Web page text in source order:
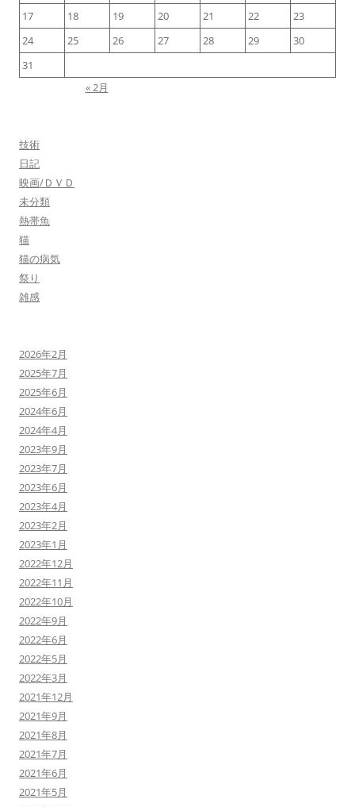
ン
17
18 19 20 21 22
23
24
25 26 27 28 29
30
31
« 2月
技術
日記
映画/ＤＶＤ
未分類
熱帯魚
猫
猫の病気
祭り
雑感
2026年2月
2025年7月
2025年6月
2024年6月
2024年4月
2023年9月
2023年7月
2023年6月
2023年4月
2023年2月
2023年1月
2022年12月
2022年11月
2022年10月
2022年9月
2022年6月
2022年5月
2022年3月
2021年12月
2021年9月
2021年8月
2021年7月
2021年6月
2021年5月